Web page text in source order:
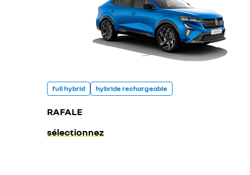
full hybrid hybride rechargeable
RAFALE
sélectionnez